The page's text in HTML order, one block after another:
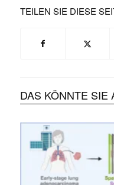
TEILEN SIE DIESE
DAS KÖNNTE SIE